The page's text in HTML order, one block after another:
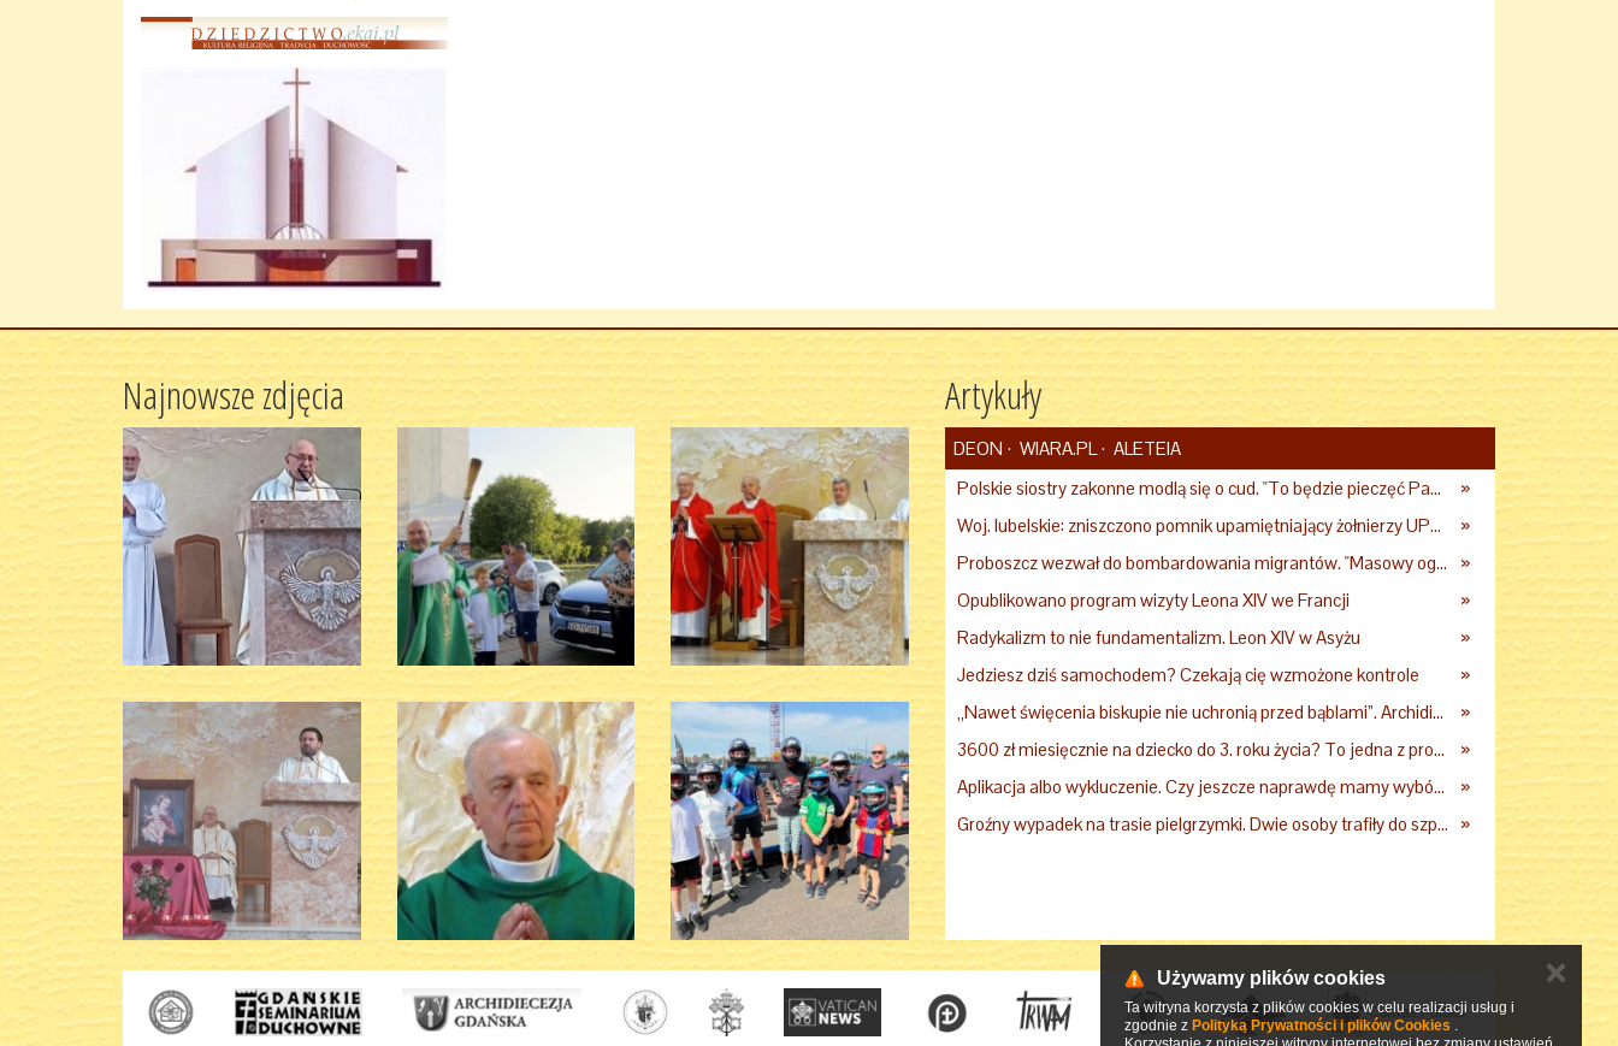
Najnowsze zdjęcia Artykuły
DEON WIARA.PL
ALETEIA
»
Polskie siostry zakonne modlą się o cud. "To będzie pieczęć Pana Boga dla naszej wiary"
»
Woj. lubelskie: zniszczono pomnik upamiętniający żołnierzy UPA. Ambasada Ukrainy reaguje
»
Proboszcz wezwał do bombardowania migrantów. "Masowy ogień przeciwko najeźdźcom!"
»
Opublikowano program wizyty Leona XIV we Francji
»
Radykalizm to nie fundamentalizm. Leon XIV w Asyżu
»
Jedziesz dziś samochodem? Czekają cię wzmożone kontrole
»
„Nawet święcenia biskupie nie uchronią przed bąblami”. Archidiecezja pokazała nagranie z pielgrzymki
»
3600 zł miesięcznie na dziecko do 3. roku życia? To jedna z propozycji programu "Rozwój Plus"
»
Aplikacja albo wykluczenie. Czy jeszcze naprawdę mamy wybór?
»
Groźny wypadek na trasie pielgrzymki. Dwie osoby trafiły do szpitala
Używamy plików cookies
Ta witryna korzysta z plików cookies w celu realizacji usług i
zgodnie z Polityką Prywatności i plików Cookies .
✕